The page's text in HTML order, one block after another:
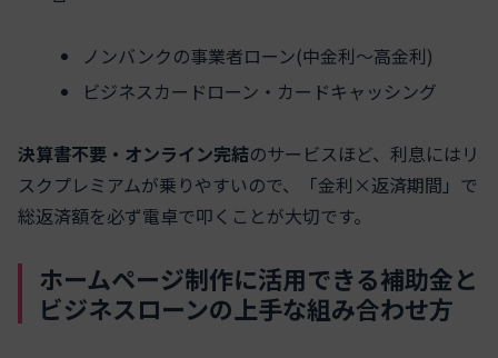
ノンバンクの事業者ローン(中金利～高金利)
ビジネスカードローン・カードキャッシング
決算書不要・オンライン完結のサービスほど、利息にはリ
スクプレミアムが乗りやすいので、「金利×返済期間」で
総返済額を必ず電卓で叩くことが大切です。
ホームページ制作に活用できる補助金と
ビジネスローンの上手な組み合わせ方